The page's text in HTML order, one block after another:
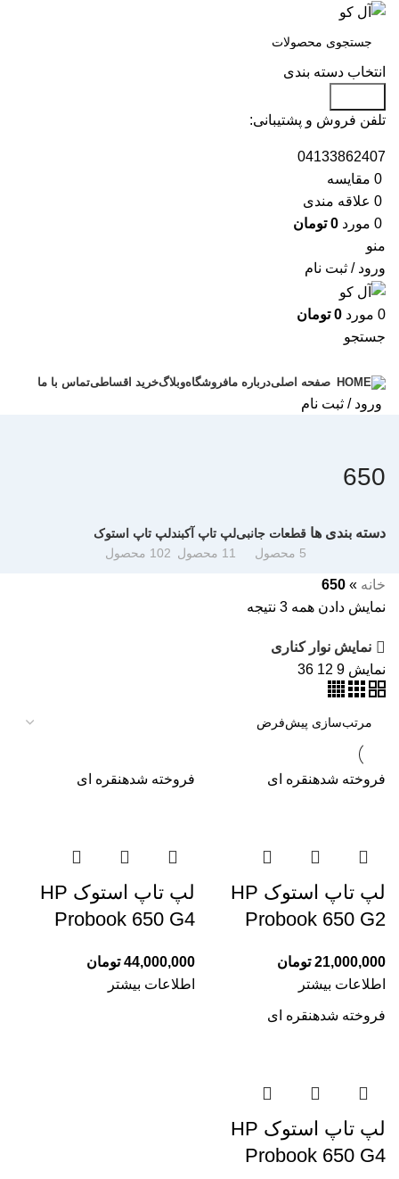
انتخاب دسته بندی
تلفن فروش و پشتیبانی:
04133862407
0 مقايسه
0 علاقه مندی
0 مورد 0 تومان
منو
ورود / ثبت نام
0 مورد 0 تومان
جستجو
صفحه اصلیدرباره مافروشگاهوبلاگخرید اقساطیتماس با ما
ورود / ثبت نام
650
دسته بندی ها قطعات جانبی
5 محصول
لپ تاپ آکبند
11 محصول
لپ تاپ استوک
102 محصول
خانه »
650
نمایش دادن همه 3 نتیجه
نمایش نوار کناری
نمایش 9
12
36
فروخته شدهنقره ای
لپ تاپ استوک HP
Probook 650 G2
21,000,000 تومان
اطلاعات بیشتر
فروخته شدهنقره ای
لپ تاپ استوک HP
Probook 650 G4
44,000,000 تومان
اطلاعات بیشتر
فروخته شدهنقره ای
لپ تاپ استوک HP
Probook 650 G4